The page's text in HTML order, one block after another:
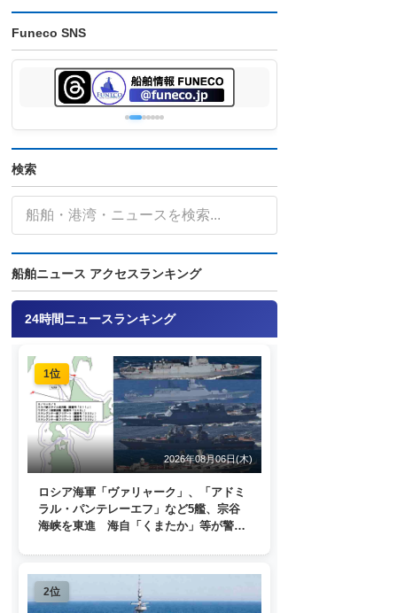
Funeco SNS
検索
船舶ニュース アクセスランキング
24時間ニュースランキング
1位
2026年08月06日(木)
ロシア海軍「ヴァリャーク」、「アドミ
ラル・パンテレーエフ」など5艦、宗谷
海峡を東進 海自「くまたか」等が警戒
2位